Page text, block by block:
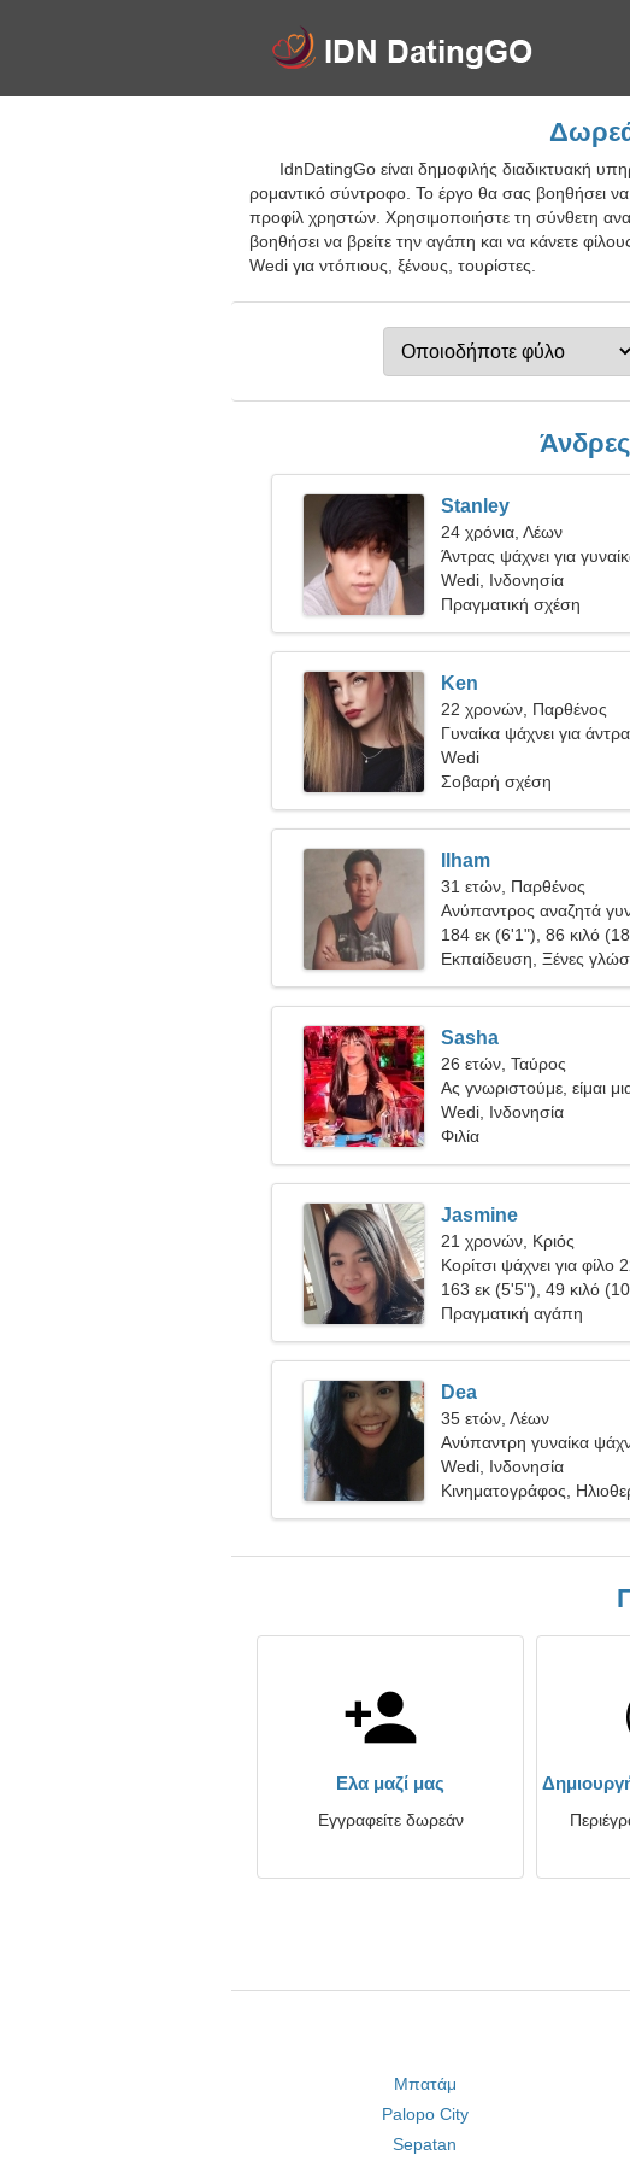
IdnDatingGo είναι δημοφιλής διαδικτυακή
ρομαντικό σύντροφο. Το έργο θα σας βοηθήσει να
προφίλ χρηστών. Χρησιμοποιήστε τη σύνθετη
βοηθήσει να βρείτε την αγάπη και να κάνετε
Wedi για ντόπιους, ξένους, τουρίστες.
Stanley
24 χρόνια, Λέων
Άντρας ψάχνει για
Wedi, Ινδονησία
Πραγματική σχέση
Ken
22 χρονών, Παρθένος
Γυναίκα ψάχνει για
Wedi
Σοβαρή σχέση
Ilham
31 ετών, Παρθένος
Ανύπαντρος αναζητά
184 εκ (6'1"), 86 κιλό
Εκπαίδευση, Ξένες
Sasha
26 ετών, Ταύρος
Ας γνωριστούμε, είμαι
Wedi, Ινδονησία
Φιλία
Jasmine
21 χρονών, Κριός
Κορίτσι ψάχνει για φίλο
163 εκ (5'5"), 49 κιλό
Πραγματική αγάπη
Dea
35 ετών, Λέων
Ανύπαντρη γυναίκα
Wedi, Ινδονησία
Κινηματογράφος,
Ελα μαζί μας
Εγγραφείτε δωρεάν
Μπατάμ
Palopo City
Sepatan